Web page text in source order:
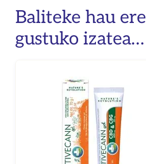
Baliteke hau ere
gustuko izatea…